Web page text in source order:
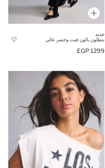
جديد
بنطلون بالون فيت وخصر عالي
1299 EGP